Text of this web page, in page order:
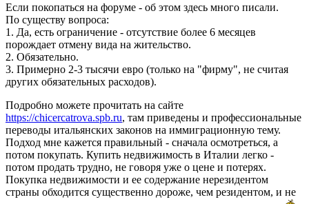
Если покопаться на форуме - об этом здесь много писали.
По существу вопроса:
1. Да, есть ограничение - отсутствие более 6 месяцев
порождает отмену вида на жительство.
2. Обязательно.
3. Примерно 2-3 тысячи евро (только на "фирму", не считая
других обязательных расходов).
Подробно можете прочитать на сайте
https://chicercatrova.spb.ru, там приведены и профессиональные
переводы итальянских законов на иммиграционную тему.
Подход мне кажется правильный - сначала осмотреться, а
потом покупать. Купить недвижимость в Италии легко -
потом продать трудно, не говоря уже о цене и потерях.
Покупка недвижимости и ее содержание нерезидентом
страны обходится существенно дороже, чем резидентом, и не